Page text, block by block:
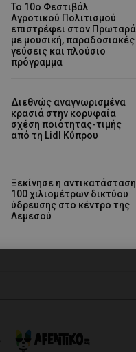
Το 10ο Φεστιβάλ
Αγροτικού Πολιτισμού
επιστρέφει στον Πρωταρά
με μουσική, παραδοσιακές
γεύσεις και πλούσιο
πρόγραμμα
Διεθνώς αναγνωρισμένα
κρασιά στην κορυφαία
σχέση ποιότητας-τιμής
από τη Lidl Κύπρου
Ξεκίνησε η αντικατάσταση
100 χιλιομέτρων δικτύου
ύδρευσης στο κέντρο της
Λεμεσού